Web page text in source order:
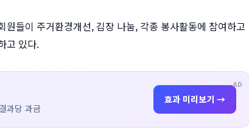
들이 주거환경개선, 김장 나눔, 각종 봉사활동에 참여하고
고 있다.
AD
과당 과금
효과 미리보기 →